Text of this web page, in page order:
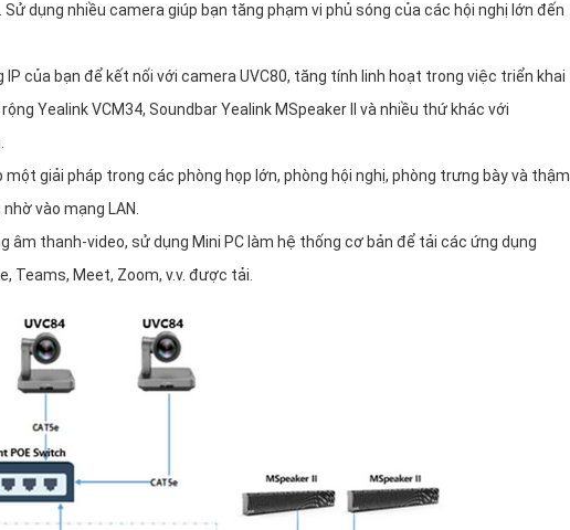
Sử dụng nhiều camera giúp bạn tăng phạm vi phủ sóng của các hội nghị lớn đến
của bạn để kết nối với camera UVC80, tăng tính linh hoạt trong việc triển khai
Yealink VCM34, Soundbar Yealink MSpeaker II và nhiều thứ khác với
giải pháp trong các phòng họp lớn, phòng hội nghị, phòng trưng bày và thậm
vào mạng LAN.
âm thanh-video, sử dụng Mini PC làm hệ thống cơ bản để tải các ứng dụng
Teams, Meet, Zoom, v.v. được tải.